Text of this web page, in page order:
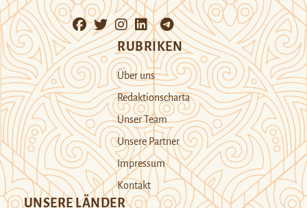
RUBRIKEN
Über uns
Redaktionscharta
Unser Team
Unsere Partner
Impressum
Kontakt
UNSERE LÄNDER